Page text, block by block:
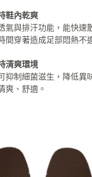
鞋內乾爽
氣與排汗功能，能快速
間穿著造成足部悶熱不
清爽環境
抑制細菌滋生，降低異
爽、舒適。